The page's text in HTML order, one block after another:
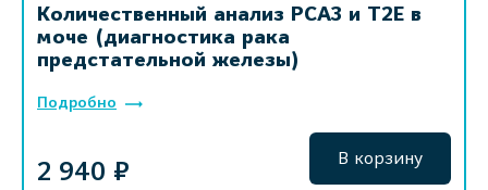
Количественный анализ PСА3 и T2E в
моче (диагностика рака
предстательной железы)
Подробно
2 940 ₽ В корзину